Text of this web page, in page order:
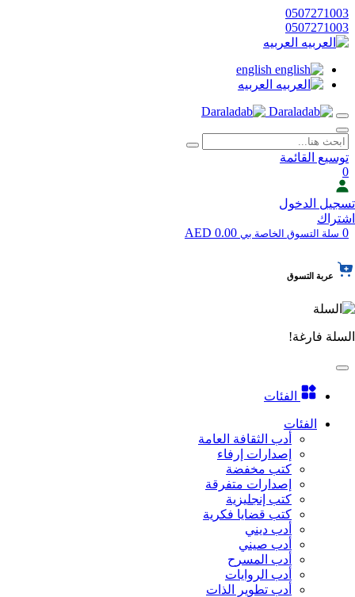
0507271003
0507271003
العربيه
english
العربيه
توسيع القائمة
0
تسجيل الدخول
اشتراك
0 سلة التسوق الخاصة بي
عربة التسوق
السلة فارغة!
الفئات
الفئات
أدب الثقافة العامة
إصدارات إرفاء
كتب مخفضة
إصدارات متفرقة
كتب إنجليزية
كتب قضايا فكرية
أدب ديني
أدب صيني
أدب المسرح
أدب الروايات
أدب تطوير الذات